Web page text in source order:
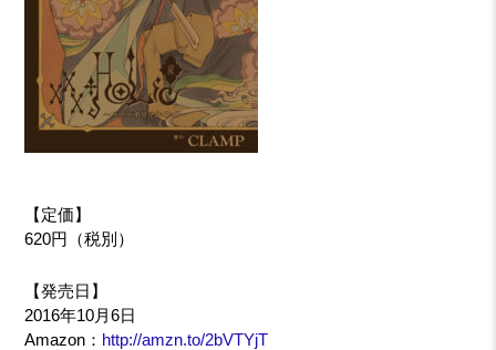
【定価】
620円（税別）
【発売日】
2016年10月6日
Amazon： http://amzn.to/2bVTYjT